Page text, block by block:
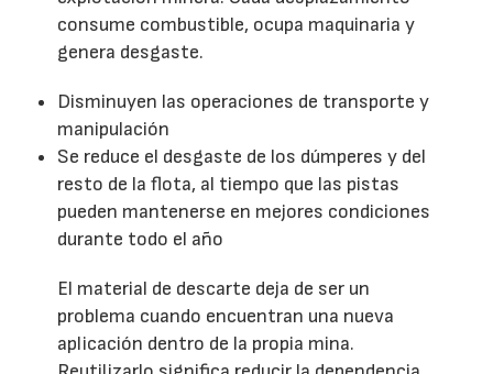
consume combustible, ocupa maquinaria y
genera desgaste.
Disminuyen las operaciones de transporte y
manipulación
Se reduce el desgaste de los dúmperes y del
resto de la flota, al tiempo que las pistas
pueden mantenerse en mejores condiciones
durante todo el año
El material de descarte deja de ser un
problema cuando encuentran una nueva
aplicación dentro de la propia mina.